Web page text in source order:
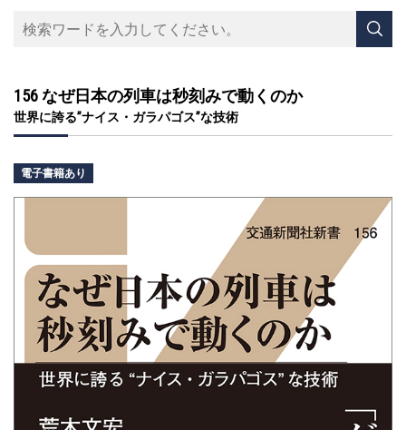
156 なぜ日本の列車は秒刻みで動くのか
世界に誇る”ナイス・ガラパゴス”な技術
電子書籍あり